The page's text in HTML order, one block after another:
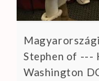
Stephen of ---
Washington